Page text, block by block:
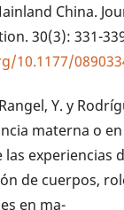
China.
30(3): 331-
10.1177/
Y. y
materna o
experiencias
de cuerpos,
en ma-